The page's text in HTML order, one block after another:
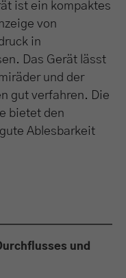
ist ein kompaktes
von
in
Das Gerät lässt
und der
gut verfahren. Die
bietet den
Ablesbarkeit
und